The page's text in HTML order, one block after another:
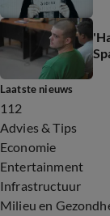
Laatste nieuws
112
Advies & Tips
Economie
Entertainment
Infrastructuur
Milieu en